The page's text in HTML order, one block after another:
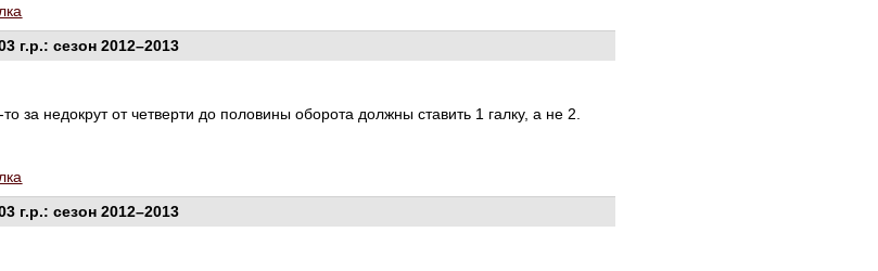
г.р.: сезон 2012–2013
за недокрут от четверти до половины оборота должны ставить 1 галку, а не 2.
г.р.: сезон 2012–2013